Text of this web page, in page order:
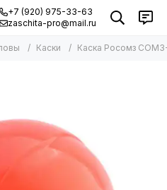
+7 (920) 975-33-63
zaschita-pro@mail.ru
Каски Каска Росомз СОМЗ-